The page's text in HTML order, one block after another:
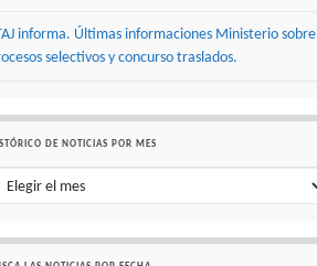
informa. Últimas informaciones Ministerio sobre
selectivos y concurso traslados.
DE NOTICIAS POR MES
de noticias por mes